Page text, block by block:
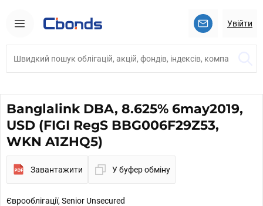
Увійти
Banglalink DBA, 8.625% 6may2019,
USD (FIGI RegS BBG006F29Z53,
WKN A1ZHQ5)
Завантажити У буфер обміну
Єврооблігації, Senior Unsecured